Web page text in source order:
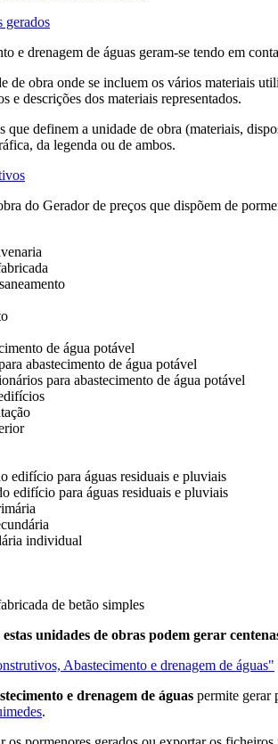
gerados
e drenagem de águas geram-se tendo em
de obra onde se incluem os vários materiais
e descrições dos materiais representados.
que definem a unidade de obra (materiais,
da legenda ou de ambos.
do Gerador de preços que dispõem de
de água potável
abastecimento de água potável
para abastecimento de água potável
edifício para águas residuais e pluviais
edifício para águas residuais e pluviais
individual
de betão simples
estas unidades de obras podem gerar
Abastecimento e drenagem de águas"
e drenagem de águas permite gerar
.